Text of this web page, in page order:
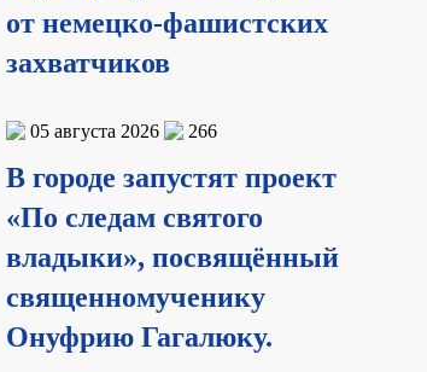
от немецко-фашистских
захватчиков
05 августа 2026 266
В городе запустят проект
«По следам святого
владыки», посвящённый
священномученику
Онуфрию Гагалюку.